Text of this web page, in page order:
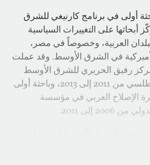
أولى في برنامج كارنيغي للشرق
أبحاثها على التغييرات السياسية
العربية، وخصوصاً في مصر،
في الشرق الأوسط. وقد عملت
رفيق الحريري للشرق الأوسط
التابع للمجلس الأطلسي من 2011 إلى 2013، وباحثة أولى
الإصلاح العربي في مؤسسة
إلى 2011.